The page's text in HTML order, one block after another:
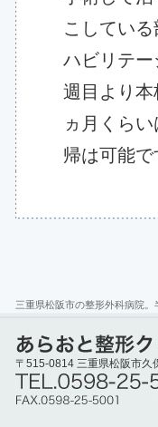
こしてい
ハビリテ
週目より
ヵ月くら
帰は可能で
三重県松阪市の整形外科病院。
〒515-0814 三重県松阪市久